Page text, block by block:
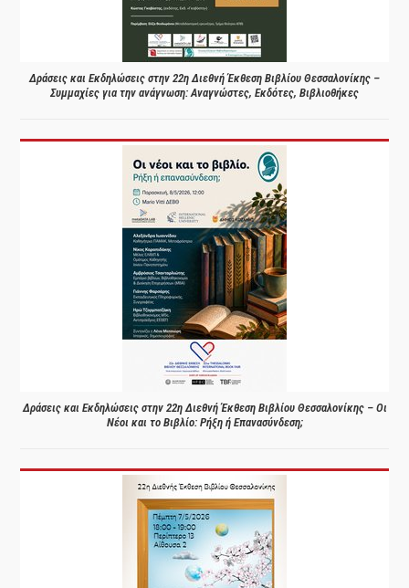
Δράσεις και Εκδηλώσεις στην 22η Διεθνή Έκθεση Βιβλίου Θεσσαλονίκης –
Συμμαχίες για την ανάγνωση: Αναγνώστες, Εκδότες, Βιβλιοθήκες
Δράσεις και Εκδηλώσεις στην 22η Διεθνή Έκθεση Βιβλίου Θεσσαλονίκης – Οι
Νέοι και το Βιβλίο: Ρήξη ή Επανασύνδεση;